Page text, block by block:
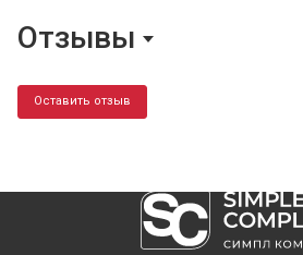
Отзывы
Оставить отзыв